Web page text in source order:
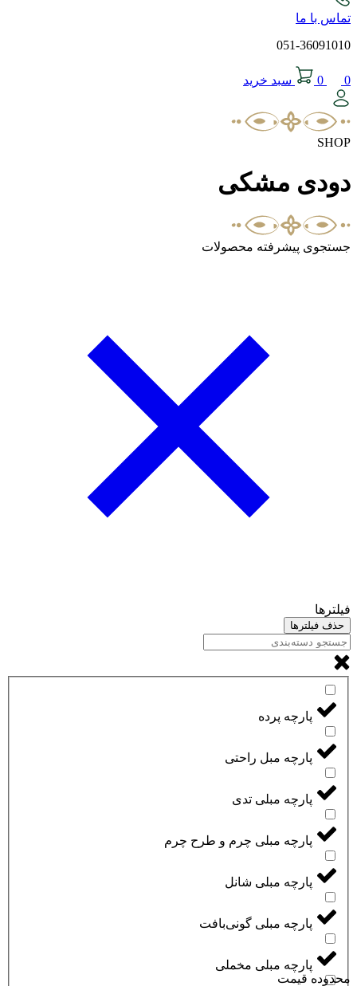
تماس با ما
051-36091010
0
0 سبد خرید
SHOP
دودی مشکی
جستجوی پیشرفته محصولات
فیلتر‌ها
حذف فیلترها
پارچه پرده
پارچه مبل راحتی
پارچه مبلی تدی
پارچه مبلی چرم و طرح چرم
پارچه مبلی شانل
پارچه مبلی گونی‌بافت
پارچه مبلی مخملی
محدوده قیمت